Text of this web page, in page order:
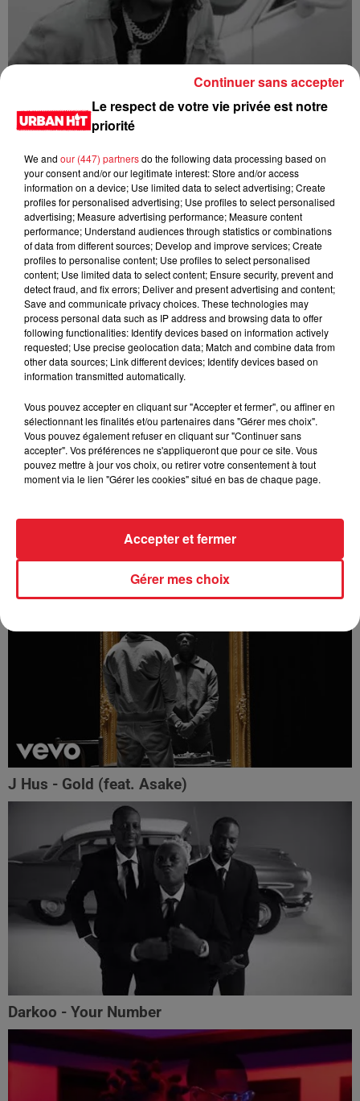
1da Banton - High Star
Shallipopi - Laho III (feat. Rauw Alejandro)
Bizzy - Angelina (feat. Innoss'B)
J Hus - Gold (feat. Asake)
Darkoo - Your Number
Le respect de votre vie privée est notre
priorité
We and our (447) partnersdo the following data processing based on
your consent and/or our legitimate interest: Store and/or access
information on a device; Use limited data to select advertising; Create
profiles for personalised advertising; Use profiles to select personalised
advertising; Measure advertising performance; Measure content
performance; Understand audiences through statistics or combinations
of data from different sources; Develop and improve services; Create
profiles to personalise content; Use profiles to select personalised
content; Use limited data to select content; Ensure security, prevent and
detect fraud, and fix errors; Deliver and present advertising and content;
Save and communicate privacy choices. These technologies may
process personal data such as IP address and browsing data to offer
following functionalities: Identify devices based on information actively
requested; Use precise geolocation data; Match and combine data from
other data sources; Link different devices; Identify devices based on
information transmitted automatically.
Vous pouvez accepter en cliquant sur "Accepter et fermer", ou affiner en
sélectionnant les finalités et/ou partenaires dans "Gérer mes choix".
Vous pouvez également refuser en cliquant sur "Continuer sans
accepter". Vos préférences ne s'appliqueront que pour ce site. Vous
pouvez mettre à jour vos choix, ou retirer votre consentement à tout
moment via le lien "Gérer les cookies" situé en bas de chaque page.
Gérer mes choix
Accepter et fermer
Continuer sans accepter